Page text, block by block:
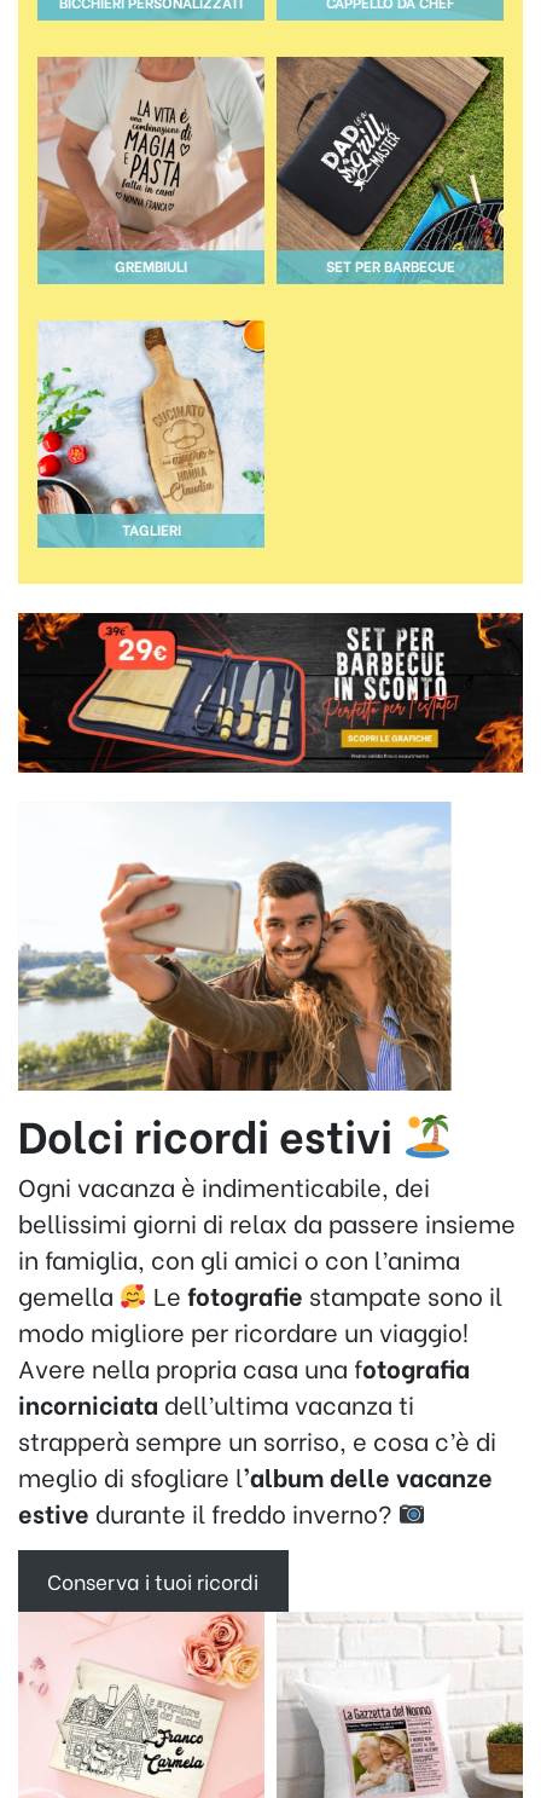
GREMBIULI SET PER BARBECUE
TAGLIERI
Dolci ricordi estivi
Ogni vacanza è indimenticabile, dei
bellissimi giorni di relax da passere insieme
in famiglia, con gli amici o con l’anima
gemella
Le fotografie stampate sono il
modo migliore per ricordare un viaggio!
Avere nella propria casa una fotografia
incorniciata dell’ultima vacanza ti
strapperà sempre un sorriso, e cosa c’è di
meglio di sfogliare l’album delle vacanze
estive durante il freddo inverno?
Conserva i tuoi ricordi